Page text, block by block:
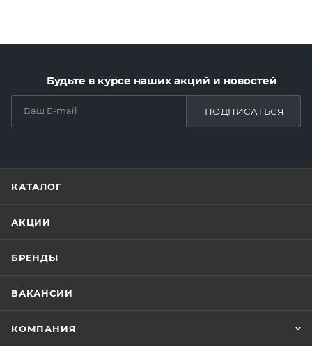
Будьте в курсе наших акций и новостей
ПОДПИСАТЬСЯ
КАТАЛОГ
АКЦИИ
БРЕНДЫ
ВАКАНСИИ
КОМПАНИЯ